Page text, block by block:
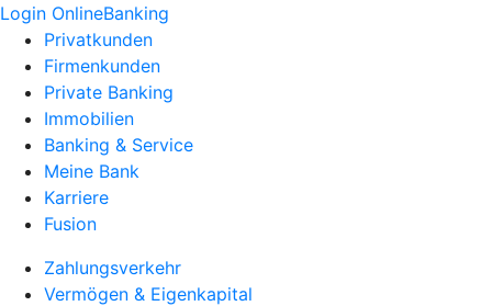
Login OnlineBanking
Privatkunden
Firmenkunden
Private Banking
Immobilien
Banking & Service
Meine Bank
Karriere
Fusion
Zahlungsverkehr
Vermögen & Eigenkapital